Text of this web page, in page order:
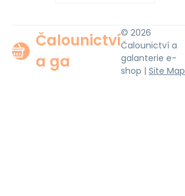
Čalounictví
a ga
© 2026
Čalounictví a
galanterie e-
shop | Site Map